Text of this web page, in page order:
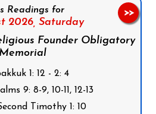
Readings for
2026, Saturday
Founder Obligatory
Memorial
1: 12 - 2: 4
9: 8-9, 10-11, 12-13
Timothy 1: 10
>>